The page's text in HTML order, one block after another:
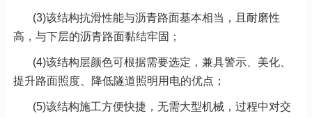
(3)该结构抗滑性能与沥青路面基本相当，且耐磨性
高，与下层的沥青路面黏结牢固；
(4)该结构层颜色可根据需要选定，兼具警示、美化、
提升路面照度、降低隧道照明用电的优点；
(5)该结构施工方便快捷，无需大型机械，过程中对交